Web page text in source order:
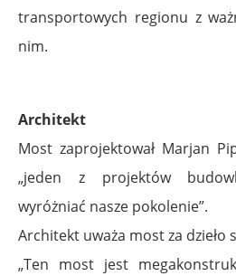
transportowych regionu z
nim.
Architekt
Most zaprojektował Marjan
„jeden z projektów
wyróżniać nasze pokolenie”.
Architekt uważa most za dzieło
„Ten most jest